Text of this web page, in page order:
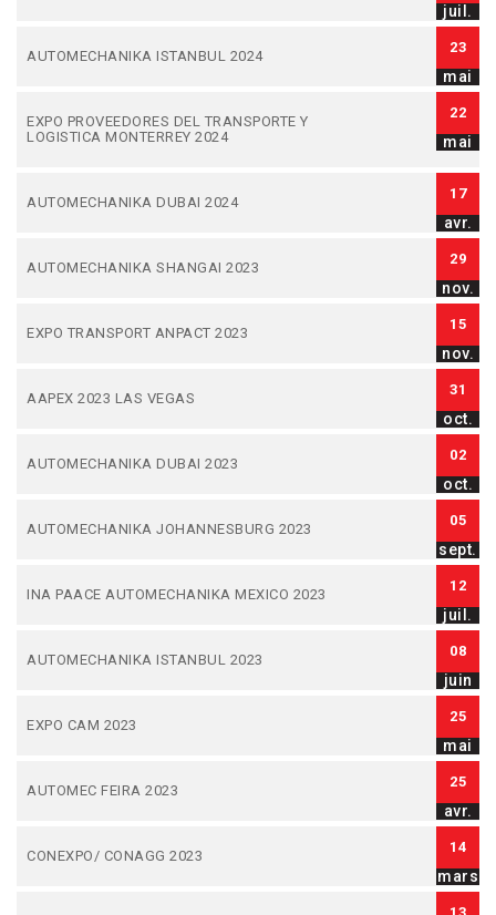
juil.
AUTOMECHANIKA ISTANBUL 2024
23
mai
EXPO PROVEEDORES DEL TRANSPORTE Y
LOGISTICA MONTERREY 2024
22
mai
AUTOMECHANIKA DUBAI 2024
17
avr.
AUTOMECHANIKA SHANGAI 2023
29
nov.
EXPO TRANSPORT ANPACT 2023
15
nov.
AAPEX 2023 LAS VEGAS
31
oct.
AUTOMECHANIKA DUBAI 2023
02
oct.
AUTOMECHANIKA JOHANNESBURG 2023
05
sept.
INA PAACE AUTOMECHANIKA MEXICO 2023
12
juil.
AUTOMECHANIKA ISTANBUL 2023
08
juin
EXPO CAM 2023
25
mai
AUTOMEC FEIRA 2023
25
avr.
CONEXPO/ CONAGG 2023
14
mars